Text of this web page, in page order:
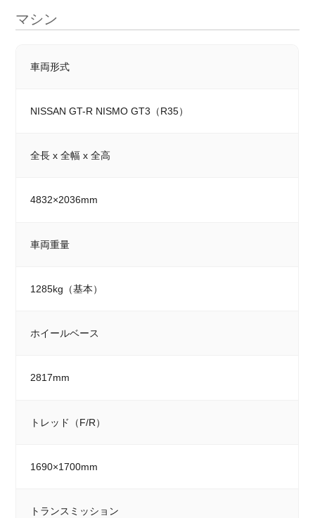
マシン
車両形式
NISSAN GT-R NISMO GT3（R35）
全長 x 全幅 x 全高
4832×2036mm
車両重量
1285kg（基本）
ホイールベース
2817mm
トレッド（F/R）
1690×1700mm
トランスミッション